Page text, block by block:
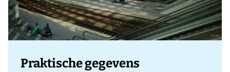
Praktische gegevens